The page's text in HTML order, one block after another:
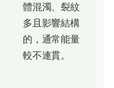
體混濁、裂紋
多且影響結構
的，通常能量
較不連貫。